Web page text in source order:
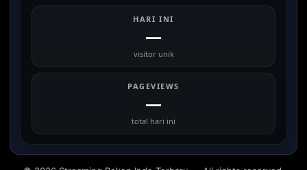
HARI INI
—
visitor unik
PAGEVIEWS
—
total hari ini